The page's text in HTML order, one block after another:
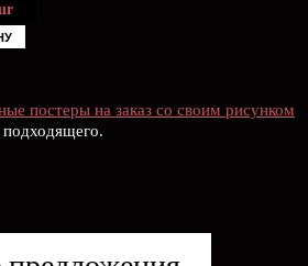
постеры на заказ со своим рисунком